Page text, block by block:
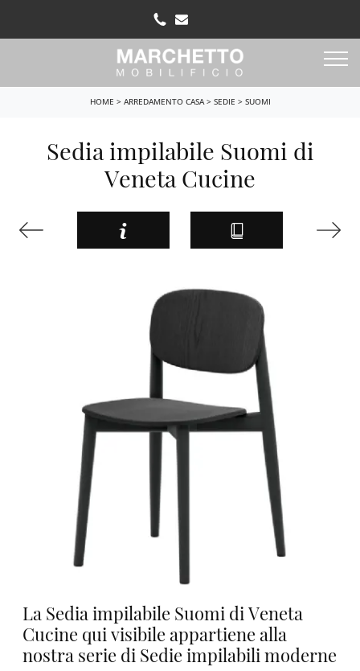
HOME > ARREDAMENTO CASA> SEDIE > SUOMI
Sedia impilabile Suomi di
Veneta Cucine
La Sedia impilabile Suomi di Veneta
Cucine qui visibile appartiene alla
nostra serie di Sedie impilabili moderne